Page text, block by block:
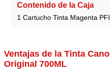
Contenido de la Caja
1 Cartucho Tinta Magenta
Ventajas de la Tinta
Original 700ML